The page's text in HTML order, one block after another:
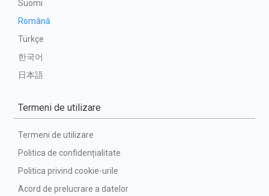
Suomi
Română
Türkçe
한국어
日本語
Termeni de utilizare
Termeni de utilizare
Politica de confidențialitate
Politica privind cookie-urile
Acord de prelucrare a datelor